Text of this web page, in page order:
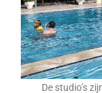
De studio’s